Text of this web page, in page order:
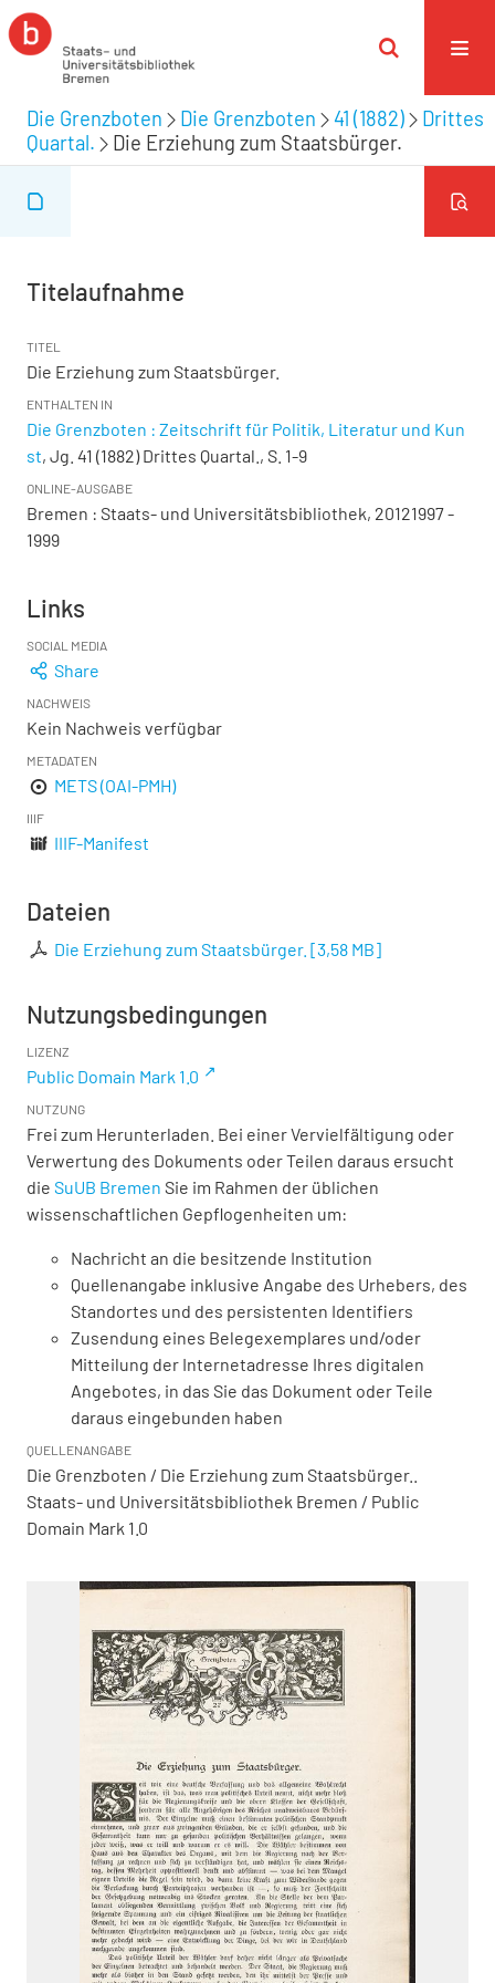
Die Grenzboten Die Grenzboten 41 (1882)
Drittes
Quartal.
Die Erziehung zum Staatsbürger.
Titelaufnahme
TITEL
Die Erziehung zum Staatsbürger.
ENTHALTEN IN
Die Grenzboten : Zeitschrift für Politik, Literatur und Kun
st, Jg. 41 (1882) Drittes Quartal., S. 1-9
ONLINE-AUSGABE
Bremen : Staats- und Universitätsbibliothek, 20121997 -
1999
Links
SOCIAL MEDIA
Share
NACHWEIS
Kein Nachweis verfügbar
METADATEN
METS (OAI-PMH)
IIIF
IIIF-Manifest
Dateien
Die Erziehung zum Staatsbürger. [3,58 MB]
Nutzungsbedingungen
LIZENZ
Public Domain Mark 1.0
NUTZUNG
Frei zum Herunterladen. Bei einer Vervielfältigung oder
Verwertung des Dokuments oder Teilen daraus ersucht
die SuUB Bremen Sie im Rahmen der üblichen
wissenschaftlichen Gepflogenheiten um:
Nachricht an die besitzende Institution
Quellenangabe inklusive Angabe des Urhebers, des
Standortes und des persistenten Identifiers
Zusendung eines Belegexemplares und/oder
Mitteilung der Internetadresse Ihres digitalen
Angebotes, in das Sie das Dokument oder Teile
daraus eingebunden haben
QUELLENANGABE
Die Grenzboten / Die Erziehung zum Staatsbürger..
Staats- und Universitätsbibliothek Bremen / Public
Domain Mark 1.0